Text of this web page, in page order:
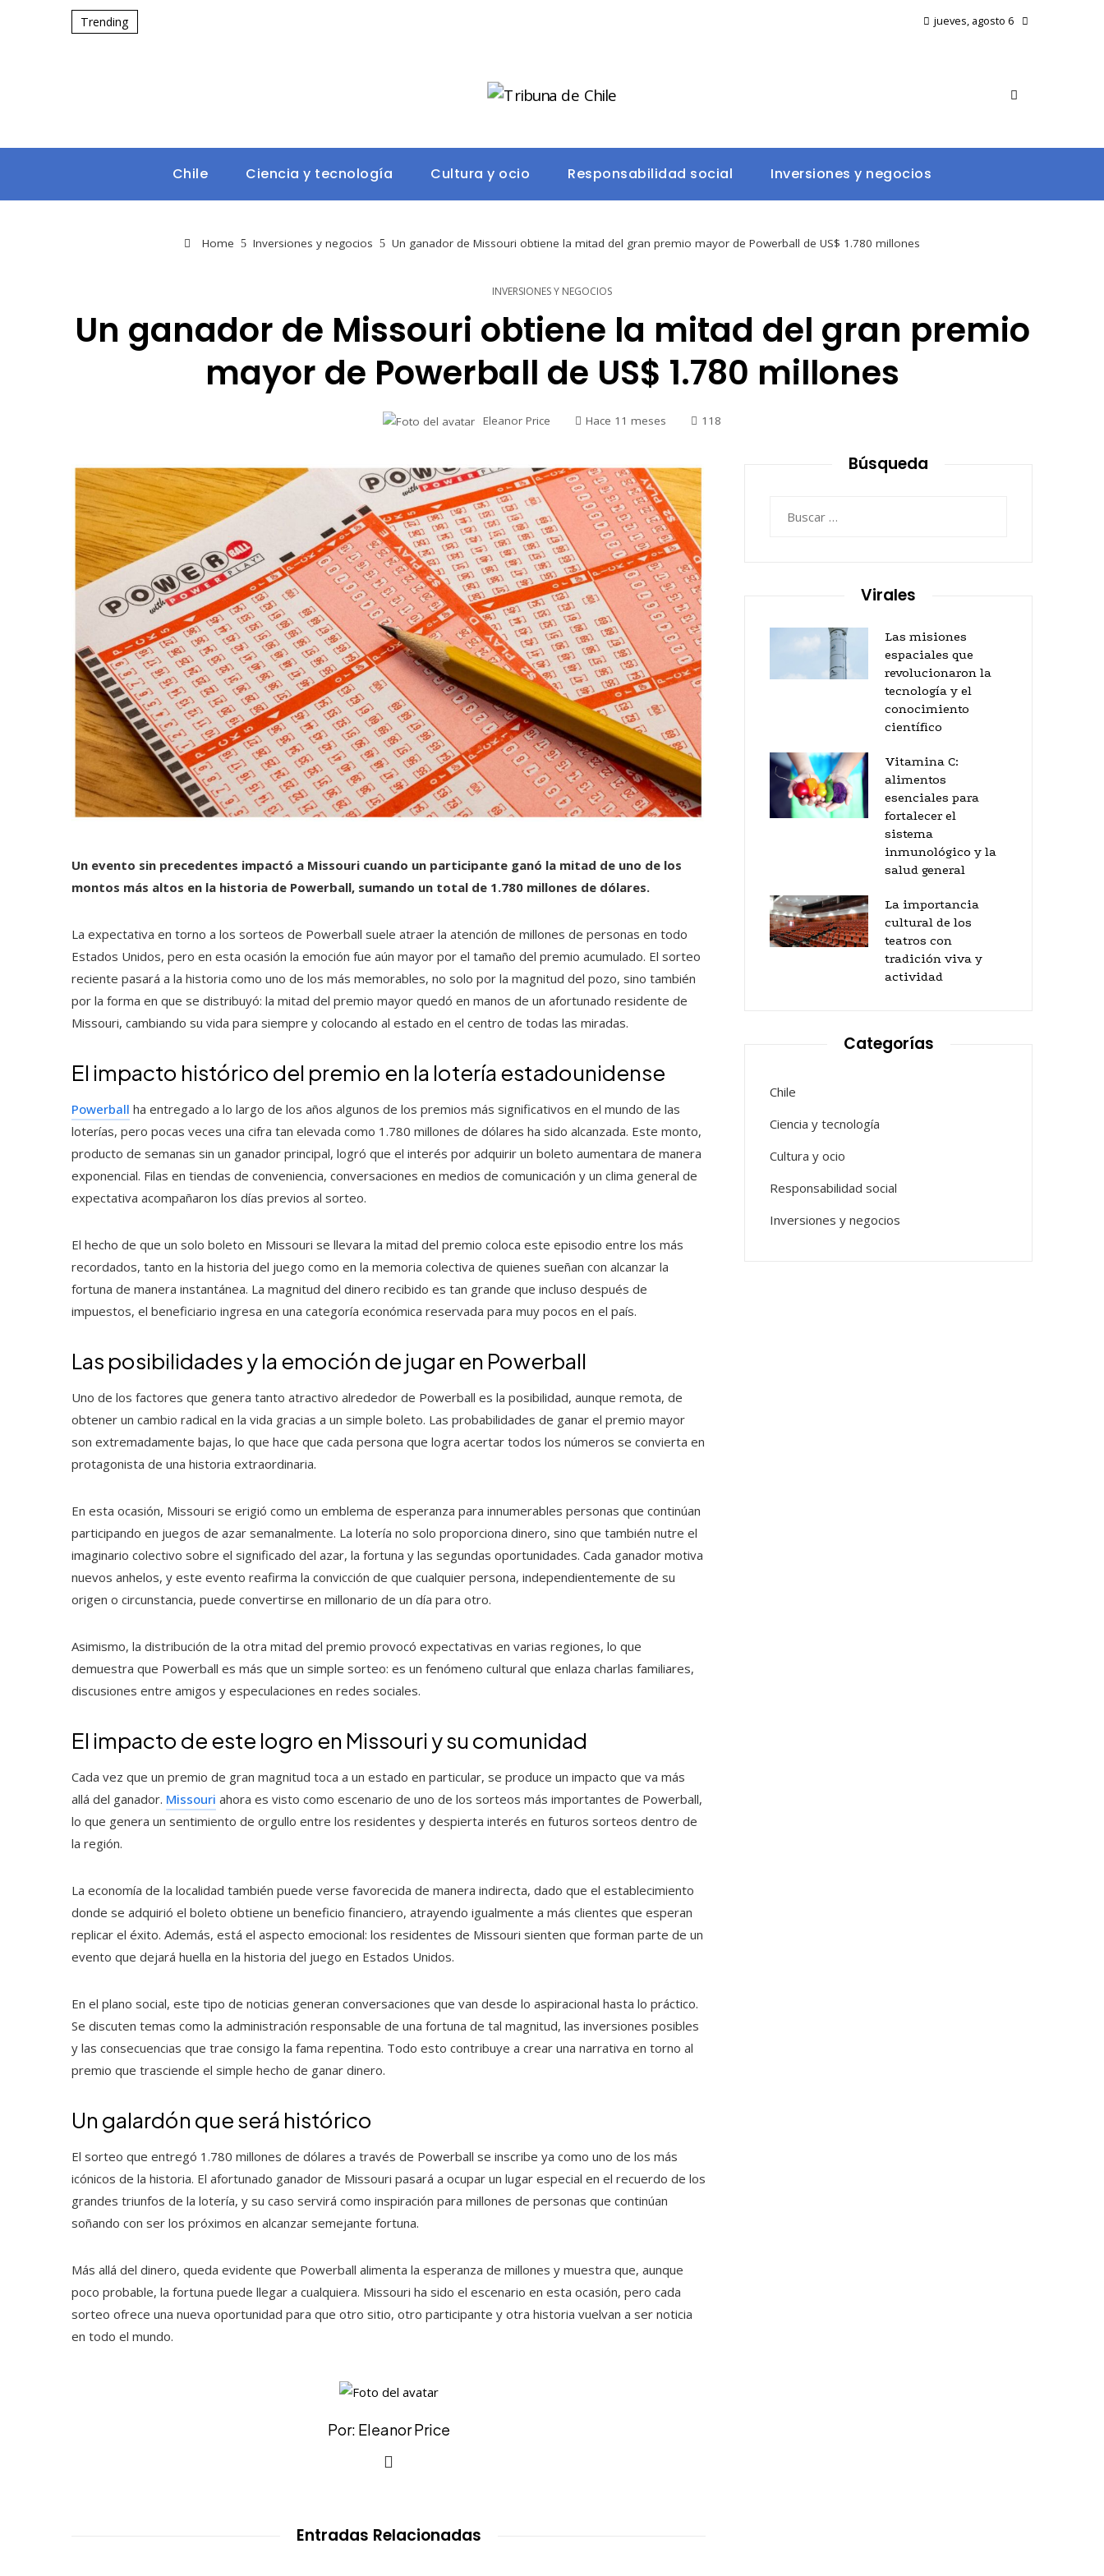
Trending jueves, agosto 6
Chile Ciencia y tecnología Cultura y ocio Responsabilidad social Inversiones y negocios
Home Inversiones y negocios Un ganador de Missouri obtiene la mitad del gran premio mayor de Powerball de US$ 1.780 millones
INVERSIONES Y NEGOCIOS
Un ganador de Missouri obtiene la mitad del gran premio
mayor de Powerball de US$ 1.780 millones
Eleanor Price Hace 11 meses 118
Un evento sin precedentes impactó a Missouri cuando un participante ganó la mitad de uno de los
montos más altos en la historia de Powerball, sumando un total de 1.780 millones de dólares.
La expectativa en torno a los sorteos de Powerball suele atraer la atención de millones de personas en todo
Estados Unidos, pero en esta ocasión la emoción fue aún mayor por el tamaño del premio acumulado. El sorteo
reciente pasará a la historia como uno de los más memorables, no solo por la magnitud del pozo, sino también
por la forma en que se distribuyó: la mitad del premio mayor quedó en manos de un afortunado residente de
Missouri, cambiando su vida para siempre y colocando al estado en el centro de todas las miradas.
El impacto histórico del premio en la lotería estadounidense
Powerball ha entregado a lo largo de los años algunos de los premios más significativos en el mundo de las
loterías, pero pocas veces una cifra tan elevada como 1.780 millones de dólares ha sido alcanzada. Este monto,
producto de semanas sin un ganador principal, logró que el interés por adquirir un boleto aumentara de manera
exponencial. Filas en tiendas de conveniencia, conversaciones en medios de comunicación y un clima general de
expectativa acompañaron los días previos al sorteo.
El hecho de que un solo boleto en Missouri se llevara la mitad del premio coloca este episodio entre los más
recordados, tanto en la historia del juego como en la memoria colectiva de quienes sueñan con alcanzar la
fortuna de manera instantánea. La magnitud del dinero recibido es tan grande que incluso después de
impuestos, el beneficiario ingresa en una categoría económica reservada para muy pocos en el país.
Las posibilidades y la emoción de jugar en Powerball
Uno de los factores que genera tanto atractivo alrededor de Powerball es la posibilidad, aunque remota, de
obtener un cambio radical en la vida gracias a un simple boleto. Las probabilidades de ganar el premio mayor
son extremadamente bajas, lo que hace que cada persona que logra acertar todos los números se convierta en
protagonista de una historia extraordinaria.
En esta ocasión, Missouri se erigió como un emblema de esperanza para innumerables personas que continúan
participando en juegos de azar semanalmente. La lotería no solo proporciona dinero, sino que también nutre el
imaginario colectivo sobre el significado del azar, la fortuna y las segundas oportunidades. Cada ganador motiva
nuevos anhelos, y este evento reafirma la convicción de que cualquier persona, independientemente de su
origen o circunstancia, puede convertirse en millonario de un día para otro.
Asimismo, la distribución de la otra mitad del premio provocó expectativas en varias regiones, lo que
demuestra que Powerball es más que un simple sorteo: es un fenómeno cultural que enlaza charlas familiares,
discusiones entre amigos y especulaciones en redes sociales.
El impacto de este logro en Missouri y su comunidad
Cada vez que un premio de gran magnitud toca a un estado en particular, se produce un impacto que va más
allá del ganador. Missouri ahora es visto como escenario de uno de los sorteos más importantes de Powerball,
lo que genera un sentimiento de orgullo entre los residentes y despierta interés en futuros sorteos dentro de
la región.
La economía de la localidad también puede verse favorecida de manera indirecta, dado que el establecimiento
donde se adquirió el boleto obtiene un beneficio financiero, atrayendo igualmente a más clientes que esperan
replicar el éxito. Además, está el aspecto emocional: los residentes de Missouri sienten que forman parte de un
evento que dejará huella en la historia del juego en Estados Unidos.
En el plano social, este tipo de noticias generan conversaciones que van desde lo aspiracional hasta lo práctico.
Se discuten temas como la administración responsable de una fortuna de tal magnitud, las inversiones posibles
y las consecuencias que trae consigo la fama repentina. Todo esto contribuye a crear una narrativa en torno al
premio que trasciende el simple hecho de ganar dinero.
Un galardón que será histórico
El sorteo que entregó 1.780 millones de dólares a través de Powerball se inscribe ya como uno de los más
icónicos de la historia. El afortunado ganador de Missouri pasará a ocupar un lugar especial en el recuerdo de los
grandes triunfos de la lotería, y su caso servirá como inspiración para millones de personas que continúan
soñando con ser los próximos en alcanzar semejante fortuna.
Más allá del dinero, queda evidente que Powerball alimenta la esperanza de millones y muestra que, aunque
poco probable, la fortuna puede llegar a cualquiera. Missouri ha sido el escenario en esta ocasión, pero cada
sorteo ofrece una nueva oportunidad para que otro sitio, otro participante y otra historia vuelvan a ser noticia
en todo el mundo.
Por: Eleanor Price
Entradas Relacionadas
Búsqueda
Virales
Las misiones
espaciales que
revolucionaron la
tecnología y el
conocimiento
científico
Vitamina C:
alimentos
esenciales para
fortalecer el
sistema
inmunológico y la
salud general
La importancia
cultural de los
teatros con
tradición viva y
actividad
Categorías
Chile
Ciencia y tecnología
Cultura y ocio
Responsabilidad social
Inversiones y negocios